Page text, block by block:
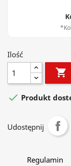
Ilość

 Produkt
Udostępnij
Regulamin